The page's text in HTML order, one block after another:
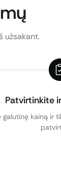
užsakant.
Patvirtinkite
galutinę kainą ir